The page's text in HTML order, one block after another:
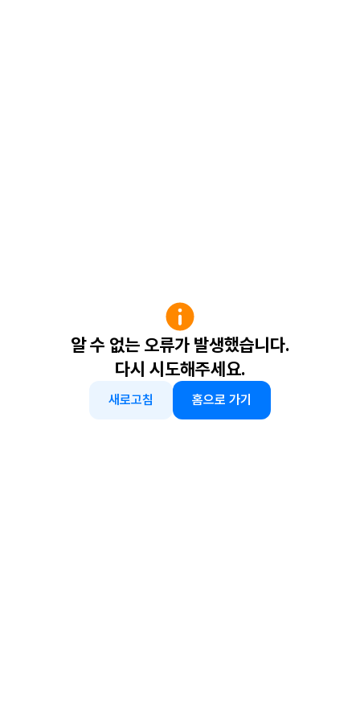
알 수 없는 오류가 발생했습니다.
다시 시도해주세요.
새로고침 홈으로 가기